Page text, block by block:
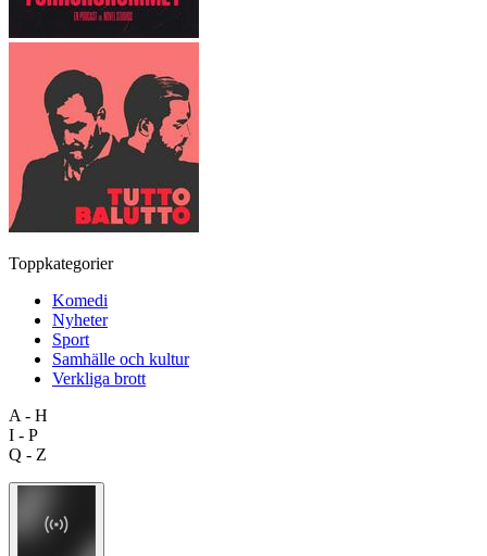
Toppkategorier
Komedi
Nyheter
Sport
Samhälle och kultur
Verkliga brott
A - H
I - P
Q - Z